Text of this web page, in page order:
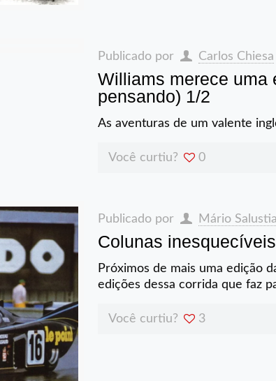
Publicado por Carlos Chiesa
Williams merece uma
pensando) 1/2
As aventuras de um valente
Você curtiu? 0
Publicado por Mário
Colunas
Próximos de mais uma edição
edições dessa corrida que faz
Você curtiu? 3